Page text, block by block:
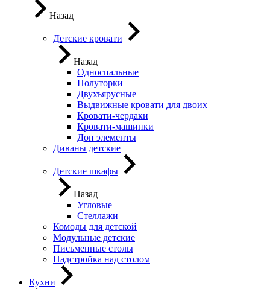
Назад
Детские кровати
Назад
Односпальные
Полуторки
Двухъярусные
Выдвижные кровати для двоих
Кровати-чердаки
Кровати-машинки
Доп элементы
Диваны детские
Детские шкафы
Назад
Угловые
Стеллажи
Комоды для детской
Модульные детские
Письменные столы
Надстройка над столом
Кухни